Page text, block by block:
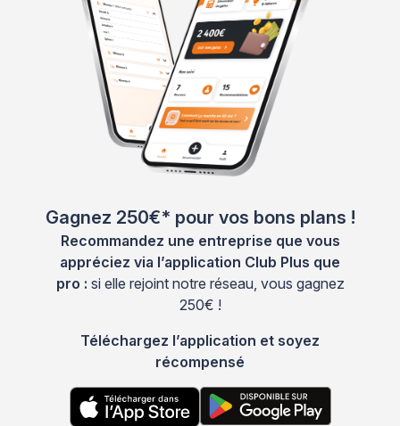
Gagnez 250€* pour vos bons plans !
Recommandez une entreprise que vous
appréciez via l’application Club Plus que
pro : si elle rejoint notre réseau, vous gagnez
250€ !
Téléchargez l’application et soyez
récompensé